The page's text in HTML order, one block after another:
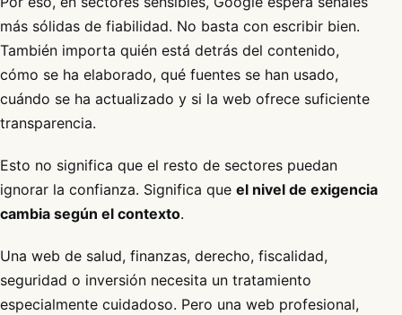
más sólidas de fiabilidad. No basta con escribir bien.
También importa quién está detrás del contenido,
cómo se ha elaborado, qué fuentes se han usado,
cuándo se ha actualizado y si la web ofrece suficiente
transparencia.
Esto no significa que el resto de sectores puedan
ignorar la confianza. Significa que el nivel de exigencia
cambia según el contexto.
Una web de salud, finanzas, derecho, fiscalidad,
seguridad o inversión necesita un tratamiento
especialmente cuidadoso. Pero una web profesional,